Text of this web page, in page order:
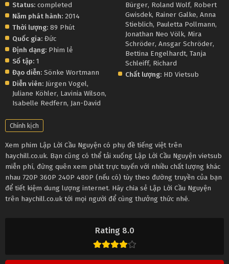
Rating 8.0
Status: completed
Năm phát hành: 2014
Thời lượng: 89 Phút
Quốc gia: Đức
Định dạng: Phim lẻ
Số tập: 1
Đạo diễn: Sönke Wortmann
Diễn viên: Jürgen Vogel,
Juliane Köhler, Lavinia Wilson,
Isabelle Redfern, Jan-David
Bürger, Roland Wolf, Robert
Gwisdek, Rainer Galke,Anna
Stieblich, Pauletta Pollmann,
Jonathan Neo Völk, Mira
Schröder,Ansgar Schröder,
Bettina Engelhardt,Tanja
Schleiff, Richard
Chất lượng: HD Vietsub
Chính kịch
Xem phim Lập Lời Cầu Nguyện có phụ đề tiếng việt trên
haychill.co.uk. Bạn cũng có thể tải xuống Lập Lời Cầu Nguyện vietsub
miễn phí, đừng quên xem phát trực tuyến với nhiều chất lượng khác
nhau 720P 360P 240P 480P (nếu có) tùy theo đường truyền của bạn
để tiết kiệm dung lượng internet. Hãy chia sẻ Lập Lời Cầu Nguyện
trên haychill.co.uk tới mọi người để cùng thưởng thức nhé.